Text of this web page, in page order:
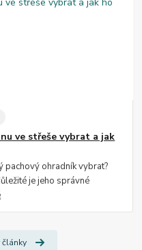
ve střeše vybrat a jak
pachový ohradník vybrat?
je jeho správné
články